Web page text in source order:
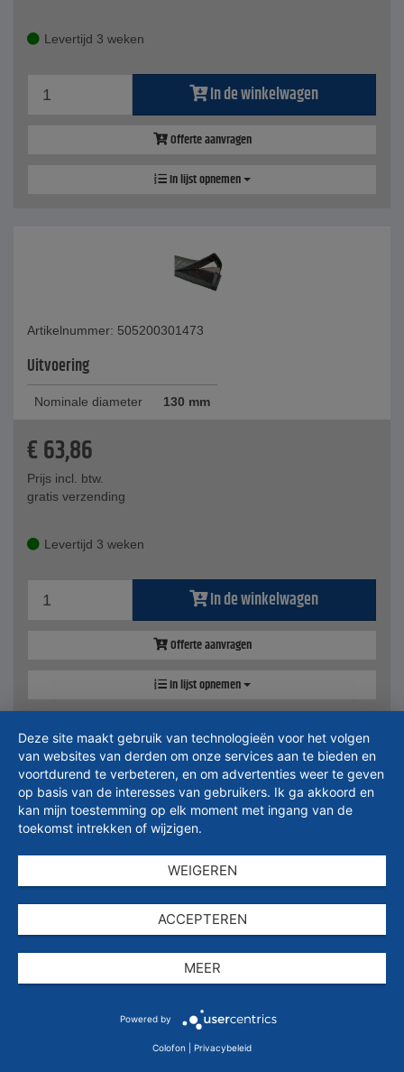
Levertijd 3 weken
In de winkelwagen
Offerte aanvragen
In lijst opnemen
Artikelnummer: 505200301473
Uitvoering
Nominale diameter 130 mm
€63,86
Prijs incl. btw.
gratis verzending
Levertijd 3 weken
In de winkelwagen
Offerte aanvragen
In lijst opnemen
Artikelnummer: 505200301474
Nominale diameter 135 mm
€67,06
Prijs incl. btw.
Levertijd 14 werkdagen
Deze site maakt gebruik van technologieën voor het volgen
van websites van derden om onze services aan te bieden en
voortdurend te verbeteren, en om advertenties weer te geven
op basis van de interesses van gebruikers. Ik ga akkoord en
kan mijn toestemming op elk moment met ingang van de
toekomst intrekken of wijzigen.
WEIGEREN
ACCEPTEREN
MEER
Powered by
Colofon Privacybeleid